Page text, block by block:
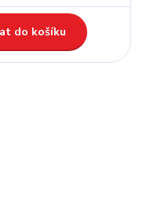
do košíku